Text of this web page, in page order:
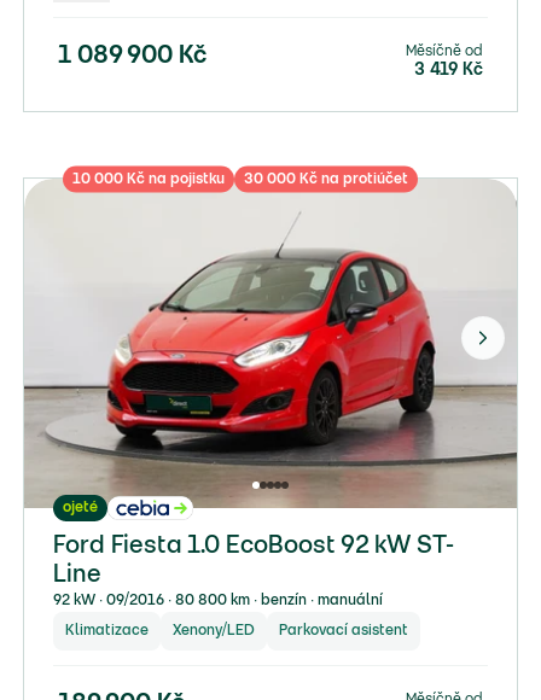
1 089 900 Kč Měsíčně od
3 419 Kč
10 000 Kč na pojistku 30 000 Kč na protiúčet
ojeté
Ford Fiesta 1.0 EcoBoost 92 kW ST-
Line
92 kW ∙ 09/2016 ∙ 80 800 km ∙ benzín ∙ manuální
Klimatizace Xenony/LED Parkovací asistent